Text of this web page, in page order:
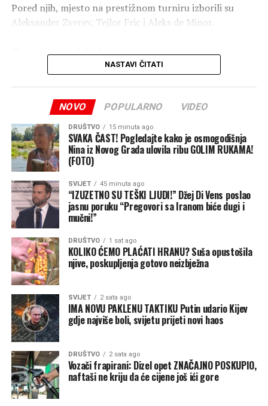
Pored njih, mjesto na prestižnom turniru izborili su
Aleksander Zverev, Tejlor Fric i Aleks de Minor.
Turnir u oktobru
“Six Kings Slam” biće održan 21, 22. i 24. oktobra ove
Novak je na društvenim mrežama potvrdio svoje učešće i
najavio spektakl koji će prenositiNetflix .
NASTAVI ČITATI
NOVO POPULARNO VIDEO
DRUŠTVO 15 minuta ago
SVAKA ČAST! Pogledajte kako je osmogodišnja
Nina iz Novog Grada ulovila ribu GOLIM RUKAMA!
(FOTO)
SVIJET 45 minuta ago
“IZUZETNO SU TEŠKI LJUDI!” Džej Di Vens poslao
jasnu poruku “Pregovori sa Iranom biće dugi i
mučni!”
DRUŠTVO 1 sat ago
KOLIKO ĆEMO PLAĆATI HRANU? Suša opustošila
njive, poskupljenja gotovo neizbježna
SVIJET 2 sata ago
IMA NOVU PAKLENU TAKTIKU Putin udario Kijev
gdje najviše boli, svijetu prijeti novi haos
DRUŠTVO 2 sata ago
Vozači frapirani: Dizel opet ZNAČAJNO POSKUPIO,
naftaši ne kriju da će cijene još ići gore